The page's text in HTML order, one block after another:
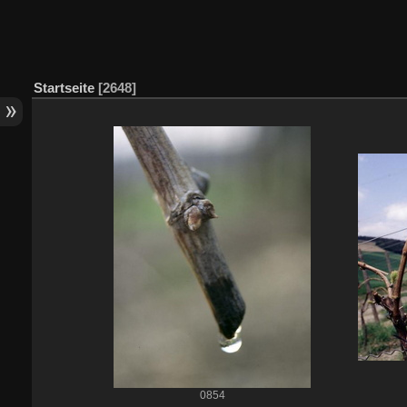
Startseite 2648
0854